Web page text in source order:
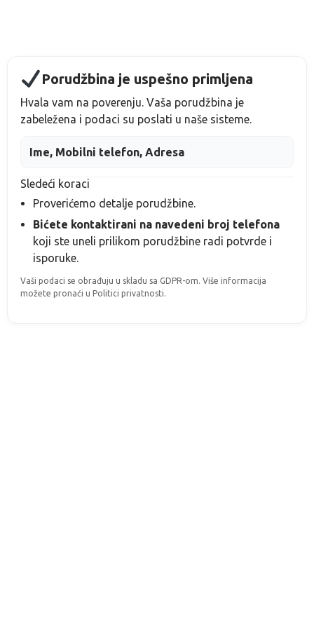
Porudžbina je uspešno primljena
Hvala vam na poverenju. Vaša porudžbina je
zabeležena i podaci su poslati u naše sisteme.
Ime, Mobilni telefon, Adresa
Sledeći koraci
Proverićemo detalje porudžbine.
Bićete kontaktirani na navedeni broj telefona
koji ste uneli prilikom porudžbine radi potvrde i
isporuke.
Vaši podaci se obrađuju u skladu sa GDPR-om. Više informacija
možete pronaći u Politici privatnosti.